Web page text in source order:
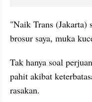
"Naik Trans (Jakarta)
brosur saya, muka
Tak hanya soal
pahit akibat
rasakan.